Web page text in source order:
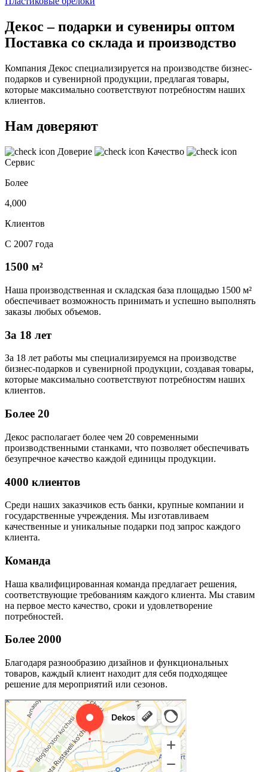
Декос – подарки и сувениры оптом
Поставка со склада и производство
Компания Декос специализируется на производстве бизнес-
подарков и сувенирной продукции, предлагая товары,
которые максимально соответствуют потребностям наших
клиентов.
Нам доверяют
Доверие
Качество
Сервис
Более
4,000
Клиентов
С 2007 года
1500 м²
Наша производственная и складская база площадью 1500 м²
обеспечивает возможность принимать и успешно выполнять
заказы любых объемов.
За 18 лет
За 18 лет работы мы специализируемся на производстве
бизнес-подарков и сувенирной продукции, создавая товары,
которые максимально соответствуют потребностям наших
клиентов.
Более 20
Декос располагает более чем 20 современными
производственными станками, что позволяет обеспечивать
безупречное качество каждой единицы продукции.
4000 клиентов
Среди наших заказчиков есть банки, крупные компании и
государственные учреждения. Мы изготавливаем
качественные и уникальные подарки под запрос каждого
клиента.
Команда
Наша квалифицированная команда предлагает решения,
соответствующие требованиям каждого клиента. Мы ставим
на первое место качество, сроки и удовлетворение
потребностей.
Более 2000
Благодаря разнообразию дизайнов и функциональных
товаров, каждый клиент находит для себя подходящее
решение для мероприятий или сезонов.